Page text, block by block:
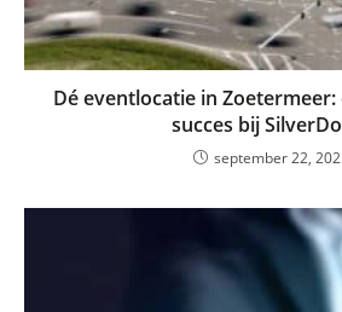
Dé eventlocatie in
succes bij
september 22,